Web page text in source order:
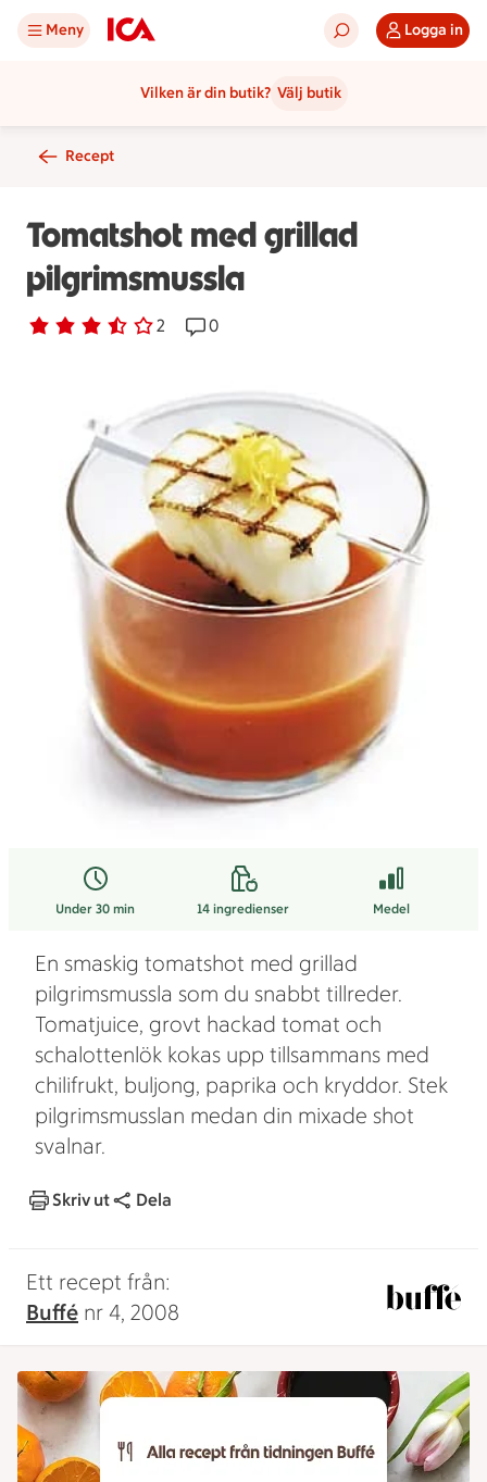
Meny Logga in
Vilken är din butik? Välj butik
Recept
Tomatshot med grillad
pilgrimsmussla
Betyg 3.5 av 5. 2
2 personer har röstatReceptet har 0 kommentarer
0
Under 30 min 14ingredienser Medel
En smaskig tomatshot med grillad
pilgrimsmussla som du snabbt tillreder.
Tomatjuice, grovt hackad tomat och
schalottenlök kokas upp tillsammans med
chilifrukt, buljong, paprika och kryddor. Stek
pilgrimsmusslan medan din mixade shot
svalnar.
Skriv ut Dela
Ett recept från:
Buffé nr 4, 2008